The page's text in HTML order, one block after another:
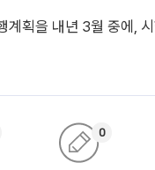
획을 내년 3월 중에,
0